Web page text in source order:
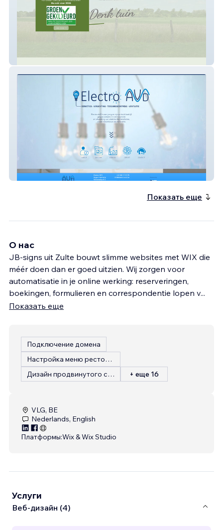
Vanhaverbeke Koen
Electro AV
Показать еще
О нас
JB-signs uit Zulte bouwt slimme websites met WIX die
méér doen dan er goed uitzien. Wij zorgen voor
automatisatie in je online werking: reserveringen,
boekingen, formulieren en correspondentie lopen v...
Показать еще
Подключение домена
Настройка меню ресторана
Дизайн продвинутого сайта
+ еще 16
VLG, BE
Nederlands, English
Платформы:Wix & Wix Studio
Услуги
Веб-дизайн (4)